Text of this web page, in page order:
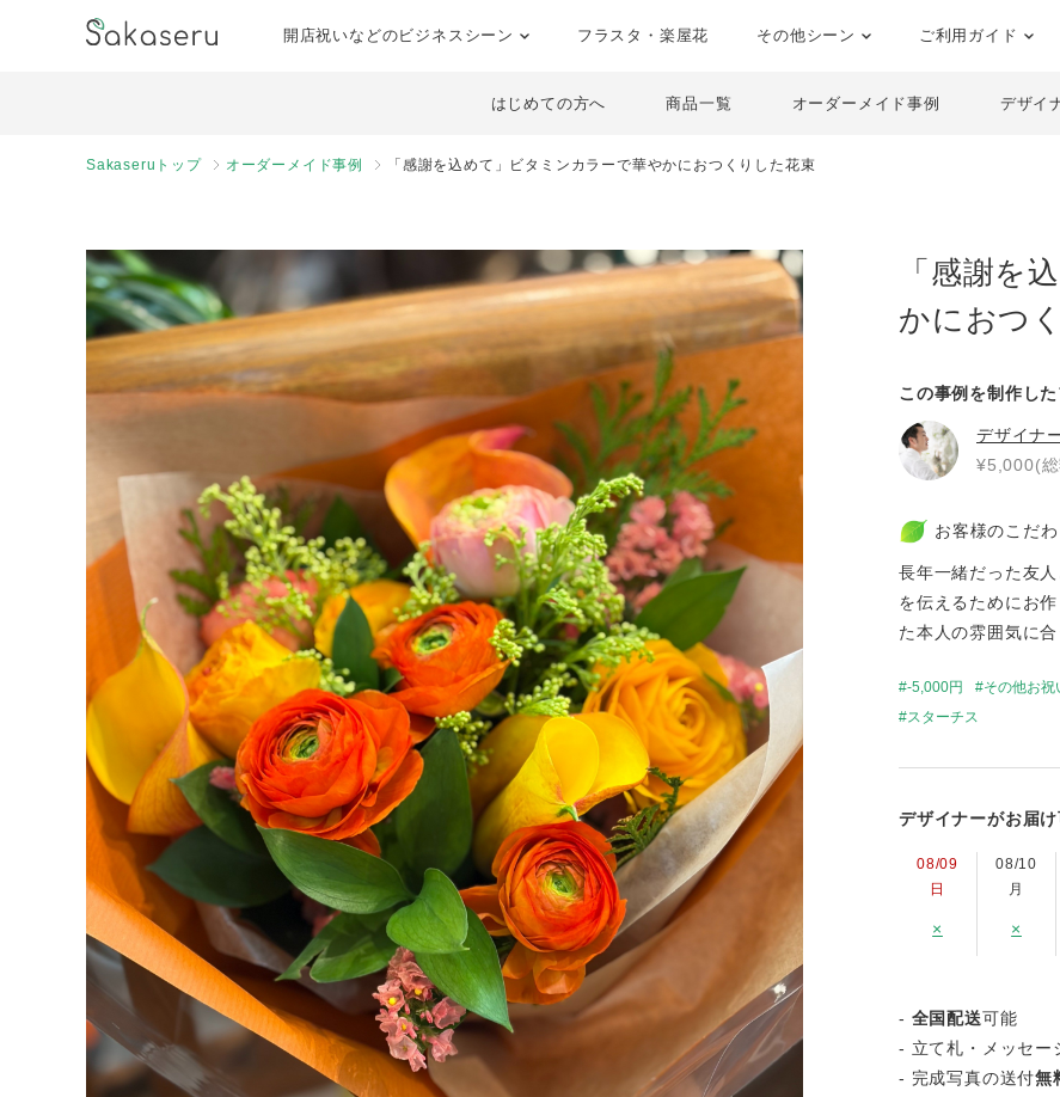
開店祝いなどのビジネスシーン フラスタ・楽屋花 その他シーン ご利用ガイド
はじめての方へ 商品一覧 オーダーメイド事例 デザイ
Sakaseruトップ オーダーメイド事例 「感謝を込めて」ビタミンカラーで華やかにおつくりした花束
「感謝を
かにおつ
この事例を制作し
デザイナ
¥5,000(
お客様のこだわ
長年一緒だった友
を伝えるためにお
た本人の雰囲気に
-5,000円 その他お祝
スターチス
デザイナーがお届け
08/09
日
×
08/10
月
×
- 全国配送可能
- 立て札・メッセー
- 完成写真の送付無